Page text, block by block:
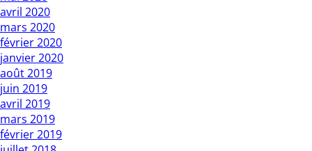
avril 2020
mars 2020
février 2020
janvier 2020
août 2019
juin 2019
avril 2019
mars 2019
février 2019